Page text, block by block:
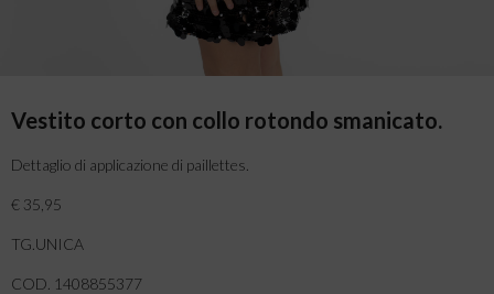
Vestito corto con collo rotondo smanicato.
Dettaglio di applicazione di paillettes.
€ 35,95
TG.UNICA
COD. 1408855377